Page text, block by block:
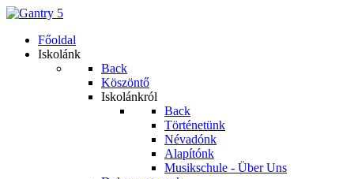
Főoldal
Iskolánk
Back
Köszöntő
Iskolánkról
Back
Történetünk
Névadónk
Alapítónk
Musikschule - Über Uns